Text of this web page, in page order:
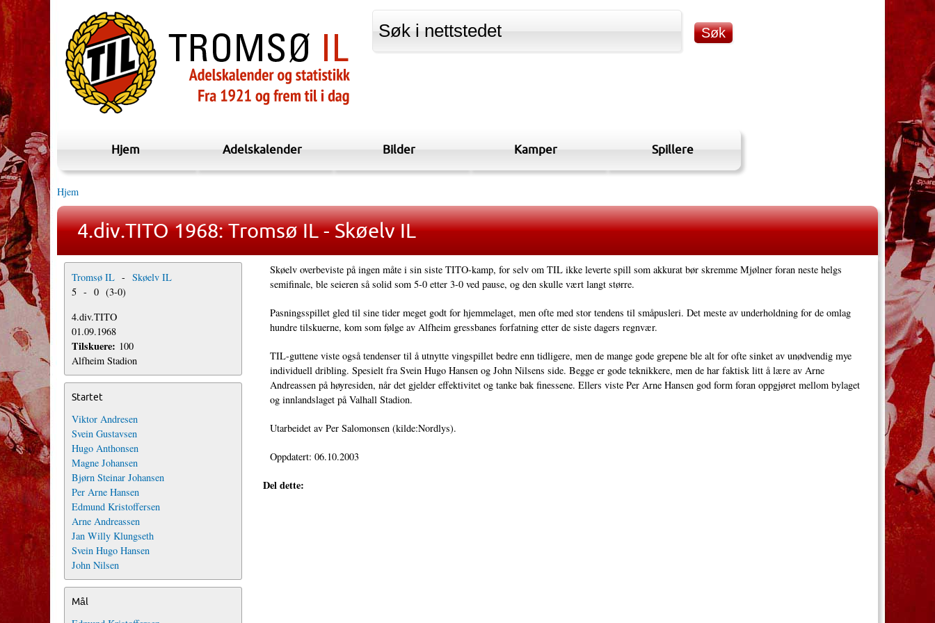
Hjem Adelskalender Bilder Kamper Spillere
Hjem
4.div.TITO 1968: Tromsø IL - Skøelv IL
Tromsø IL - Skøelv IL
5 - 0 (3-0)
4.div.TITO
01.09.1968
Tilskuere: 100
Alfheim Stadion
Startet
Viktor Andresen
Svein Gustavsen
Hugo Anthonsen
Magne Johansen
Bjørn Steinar Johansen
Per Arne Hansen
Edmund Kristoffersen
Arne Andreassen
Jan Willy Klungseth
Svein Hugo Hansen
John Nilsen
Mål
Skøelv overbeviste på ingen måte i sin siste TITO-kamp, for selv om TIL ikke leverte spill som akkurat bør skremme Mjølner foran neste helgs
semifinale, ble seieren så solid som 5-0 etter 3-0 ved pause, og den skulle vært langt større.
Pasningsspillet gled til sine tider meget godt for hjemmelaget, men ofte med stor tendens til småpusleri. Det meste av underholdning for de omlag
hundre tilskuerne, kom som følge av Alfheim gressbanes forfatning etter de siste dagers regnvær.
TIL-guttene viste også tendenser til å utnytte vingspillet bedre enn tidligere, men de mange gode grepene ble alt for ofte sinket av unødvendig mye
individuell dribling. Spesielt fra Svein Hugo Hansen og John Nilsens side. Begge er gode teknikkere, men de har faktisk litt å lære av Arne
Andreassen på høyresiden, når det gjelder effektivitet og tanke bak finessene. Ellers viste Per Arne Hansen god form foran oppgjøret mellom bylaget
og innlandslaget på Valhall Stadion.
Utarbeidet av Per Salomonsen (kilde:Nordlys).
Oppdatert: 06.10.2003
Del dette: